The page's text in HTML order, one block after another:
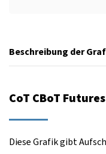
Beschreibung der
CoT CBoT
Diese Grafik gibt